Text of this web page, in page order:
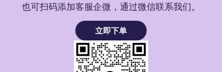
也可扫码添加客服企微，通过微信联系我们。
立即下单